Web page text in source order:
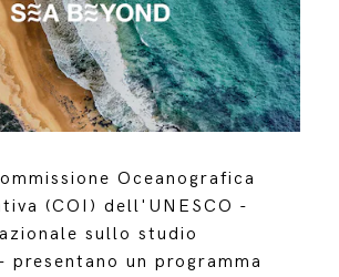
Oceanografica
(COI) dell'UNESCO -
sullo studio
presentano un programma